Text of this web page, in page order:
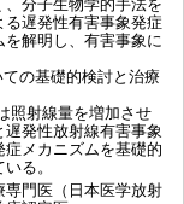
分子生物学的手法を
遅発性有害事象発症
解明し、有害事象に
の基礎的検討と治療
照射線量を増加させ
発性放射線有害事象
メカニズムを基礎的
る。
専門医（日本医学放射